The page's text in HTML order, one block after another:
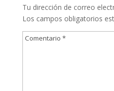
Tu dirección de correo
Los campos obligatorios